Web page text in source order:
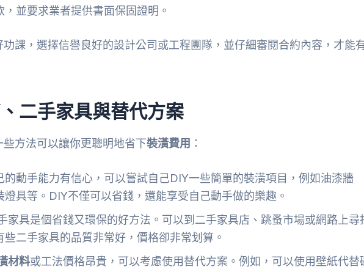
並要求業者提供書面保固證明。
功課，選擇信譽良好的設計公司或工程團隊，並仔細審閱合約內容，才能
二手家具與替代方案
方法可以讓你更聰明地省下裝潢費用 ：
的動手能力有信心，可以嘗試自己DIY一些簡單的裝潢項目，例如油漆牆
燈具等。DIY不僅可以省錢，還能享受自己動手做的樂趣。
家具是個省錢又環保的好方法。可以到二手家具店、跳蚤市場或網路上尋
二手家具的品質非常好，價格卻非常划算。
材料或工法價格昂貴，可以考慮使用替代方案。例如，可以使用壁紙代替